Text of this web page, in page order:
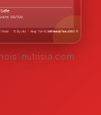
· nutrisia.com